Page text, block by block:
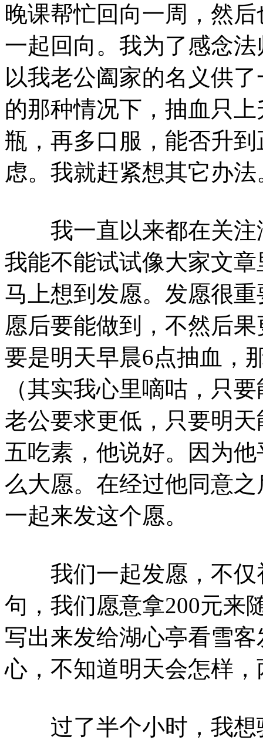
晚课帮忙回向一周，然
一起回向。我为了感念
以我老公阖家的名义供
的那种情况下，抽血只
瓶，再多口服，能否升
虑。我就赶紧想其它办法
我一直以来都在关注
我能不能试试像大家文
马上想到发愿。发愿很
愿后要能做到，不然后
要是明天早晨6点抽血，
（其实我心里嘀咕，只
老公要求更低，只要明
五吃素，他说好。因为
么大愿。在经过他同意
一起来发这个愿。
我们一起发愿，不仅
句，我们愿意拿200元来
写出来发给湖心亭看雪
心，不知道明天会怎样
过了半个小时，我想